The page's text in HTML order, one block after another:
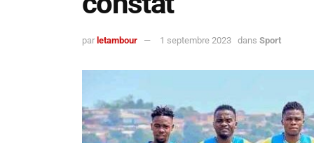
par letambour 1 septembre 2023 dans Sport